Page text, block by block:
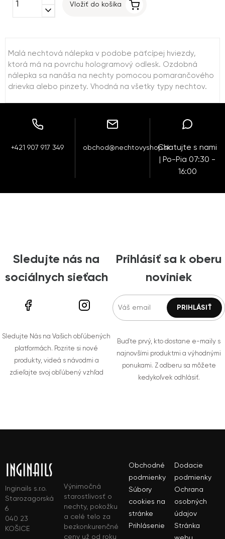
expand_more
Vložiť do košíka
Malá nechtová nálepka v podobe päťcípej hviezdy,
ktorá má na povrchu hologramový odlesk. Ozdobná
nálepka sa nanáša na nechty pomocou pomarančového
drievka alebo pinzety. Vhodná na všetky typy nechtov.
+421 907 917 349 obchod@nechtovyshop.skChatujte s nami
| Po-Pia 07:30 -
16:00
Sledujte nás na
sociálnych sieťach
Sledujte Nás na Vašich obľúbených
platformách. Pozrite si nové
produkty, videá s návodmi a
zdieľajte svoj obľúbený vzhľad
Prihlásiť sa k oberu
noviniek
Buďte prvý, kto dostane e-maily s
najnovšími produktmi a výhodnými
ponukami. Z odberu sa môžete
kedykoľvek odhlásiť.
Inginails s.r.o.
Starozagorská
6
040 23
KOŠICE
Výnimočná
starostlivosť o
nechty, pokožku
a celé telo za
bezkonkurenčné
ceny už od roku
Obchodné
podmienky
Dodacie
podmienky
Súbory
cookies na
stránke
Ochrana
osobných
údajov
Prihlásenie
Stránka